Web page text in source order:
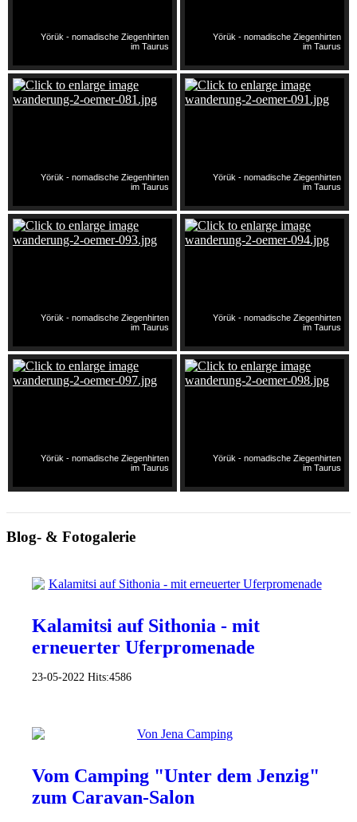
Yörük - nomadische Ziegenhirten
im Taurus
Yörük - nomadische Ziegenhirten
im Taurus
Yörük - nomadische Ziegenhirten
im Taurus
Yörük - nomadische Ziegenhirten
im Taurus
Yörük - nomadische Ziegenhirten
im Taurus
Yörük - nomadische Ziegenhirten
im Taurus
Yörük - nomadische Ziegenhirten
im Taurus
Yörük - nomadische Ziegenhirten
im Taurus
Blog- & Fotogalerie
Kalamitsi auf Sithonia - mit
erneuerter Uferpromenade
23-05-2022 Hits:4586
Vom Camping "Unter dem Jenzig"
zum Caravan-Salon